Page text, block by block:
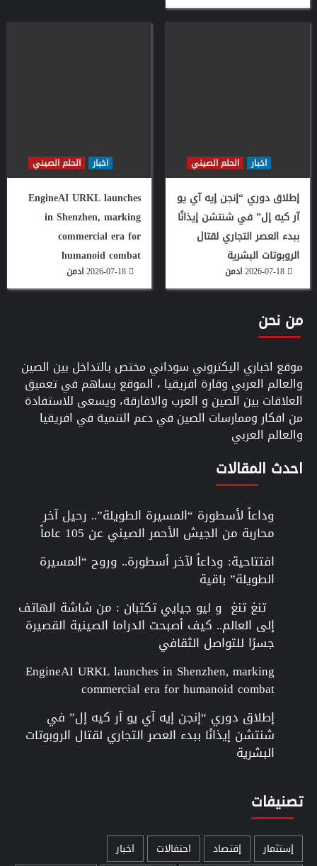
اخبار الحلم الصيني
EngineAI URKL launches
in Shenzhen, marking
commercial era for
humanoid combat
ادمن
اخبار الحلم الصيني
إطلاق دوري “إنجن إيه آي يو
آر كيه إل” في شنتشن إيذانًا
ببدء العصر التجاري لقتال
الروبوتات البشرية
ادمن
من نحن
موقع اخباري اليكتروني سوداني مختص بالتداخل بين الصين
والعالم العربي وقارة افريقيا ، الموقع يساهم في تعميق
العلاقات بين الصين و العرب والافارقة، ويسعى للاستفادة
من افكار وممارسات الصين في دعم التنمية في افريقيا
والعالم العربي
احدث المقالات
وداعاً لأسطورة “المسيرة الطويلة”.. رحيل آخر
محاربة من الجيش الأحمر الصيني عن 105 عاماً
افتتاحية: وداعاً لآخر أسطورة.. وروح “المسيرة
الطويلة” باقية
تنغ تنغ و ليو جيايي تكتبان : من شاشة الهاتف
إلى العالم.. كيف أصبحت الدراما الصينية القصيرة
جسرًا للتواصل الثقافي
EngineAI URKL launches in Shenzhen, marking
commercial era for humanoid combat
إطلاق دوري “إنجن إيه آي يو آر كيه إل” في
شنتشن إيذانًا ببدء العصر التجاري لقتال الروبوتات
البشرية
تصنيفات
إستثمار إقتصاد احتفالات اخبار